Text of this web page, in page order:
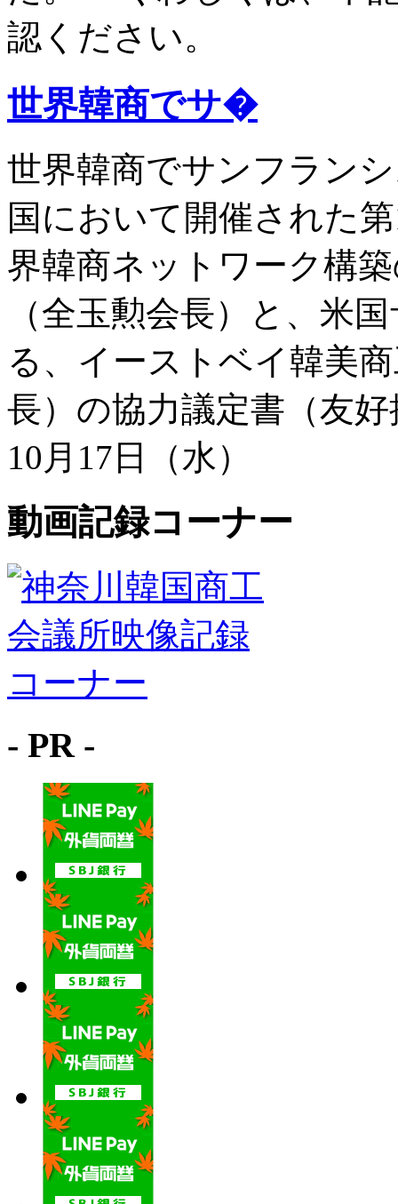
認ください。
世界韓商でサ�
世界韓商でサンフラン
国において開催された
界韓商ネットワーク構
（全玉勲会長）と、米
る、イーストベイ韓美
長）の協力議定書（友
10月17日（水）
動画記録コーナー
- PR -